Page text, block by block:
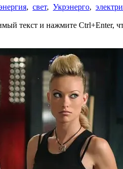
, свет, Укрэнерго,
текст и нажмите Ctrl+Enter,